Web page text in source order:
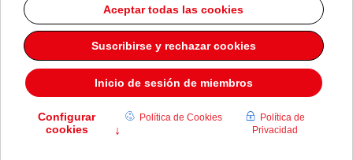
estudio que complementan el servicio habitual de
la Red de Bibliotecas Municipales. Este servicio se
mantendrá hasta el22 de junio , incluyendo las
madrugadas de los fines de semana.
mayor parte de los centros educativos, la Red de